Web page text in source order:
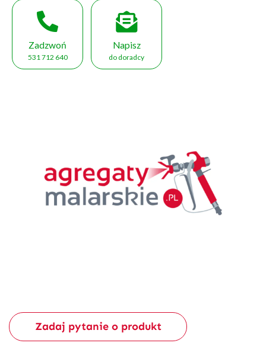
Zadzwoń
531 712 640
Napisz
do doradcy
Zadaj pytanie o produkt